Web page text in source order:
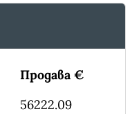
Продава €
56222.09